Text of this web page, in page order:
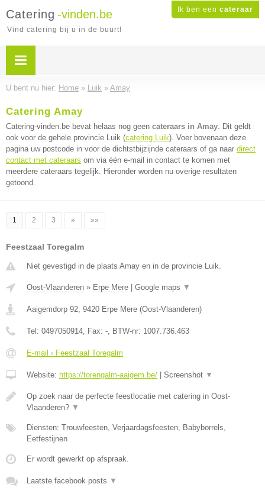
Ik ben een cateraar
Catering -vinden.be
Vind catering bij u in de buurt!
U bent nu hier: Home » Luik » Amay
Catering Amay
Catering-vinden.be bevat helaas nog geen cateraars in Amay. Dit geldt
ook voor de gehele provincie Luik (catering Luik). Voer bovenaan deze
pagina uw postcode in voor de dichtstbijzijnde cateraars of ga naar direct
contact met cateraars om via één e-mail in contact te komen met
meerdere cateraars tegelijk. Hieronder worden nu overige resultaten
getoond.
1 2 3 » »»
Feestzaal Toregalm
Niet gevestigd in de plaats Amay en in de provincie Luik.
Oost-Vlaanderen » Erpe Mere Google maps ▼
Aaigemdorp 92, 9420 Erpe Mere (Oost-Vlaanderen)
Tel: 0497050914, Fax: -, BTW-nr: 1007.736.463
E-mail › Feestzaal Toregalm
Website: https://torengalm-aaigem.be/ Screenshot ▼
Op zoek naar de perfecte feestlocatie met catering in Oost-
Vlaanderen? ▼
Diensten: Trouwfeesten, Verjaardagsfeesten, Babyborrels,
Eetfestijnen
Er wordt gewerkt op afspraak.
Laatste facebook posts ▼